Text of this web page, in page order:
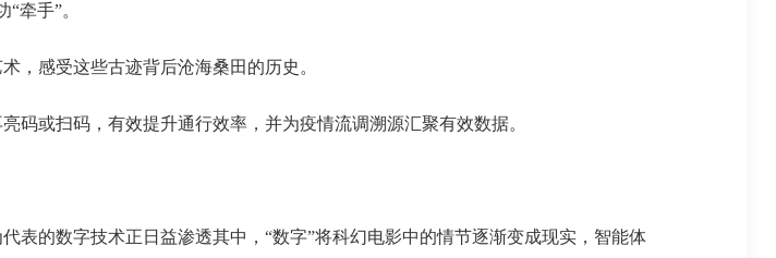
牵手”。
感受这些古迹背后沧海桑田的历史。
或扫码，有效提升通行效率，并为疫情流调溯源汇聚有效数据。
的数字技术正日益渗透其中，“数字”将科幻电影中的情节逐渐变成现实，智能体